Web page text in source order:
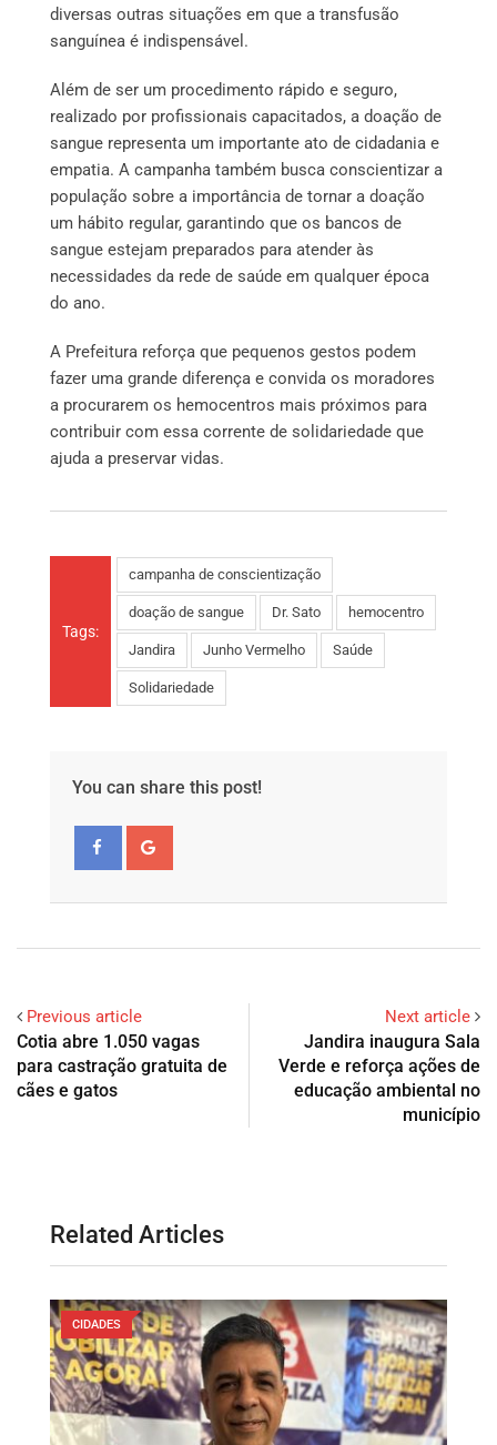
diversas outras situações em que a transfusão
sanguínea é indispensável.
Além de ser um procedimento rápido e seguro,
realizado por profissionais capacitados, a doação de
sangue representa um importante ato de cidadania e
empatia. A campanha também busca conscientizar a
população sobre a importância de tornar a doação
um hábito regular, garantindo que os bancos de
sangue estejam preparados para atender às
necessidades da rede de saúde em qualquer época
do ano.
A Prefeitura reforça que pequenos gestos podem
fazer uma grande diferença e convida os moradores
a procurarem os hemocentros mais próximos para
contribuir com essa corrente de solidariedade que
ajuda a preservar vidas.
Tags:
campanha de conscientização
doação de sangue Dr. Sato hemocentro
Jandira Junho Vermelho Saúde
Solidariedade
You can share this post!
Previous article
Cotia abre 1.050 vagas
para castração gratuita de
cães e gatos
Next article
Jandira inaugura Sala
Verde e reforça ações de
educação ambiental no
município
Related Articles
CIDADES